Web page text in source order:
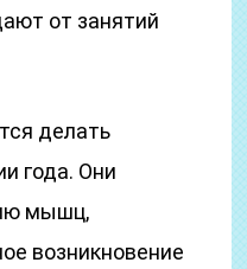
от занятий
делать
года. Они
мышц,
возникновение